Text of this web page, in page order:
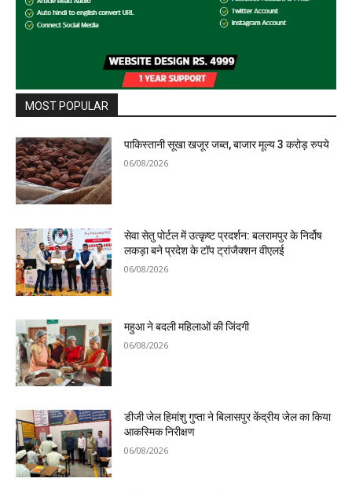
MOST POPULAR
पाकिस्तानी सूखा खजूर जब्त, बाजार मूल्य 3 करोड़ रुपये
06/08/2026
सेवा सेतु पोर्टल में उत्कृष्ट प्रदर्शन: बलरामपुर के निर्दोष
लकड़ा बने प्रदेश के टॉप ट्रांजैक्शन वीएलई
06/08/2026
महुआ ने बदली महिलाओं की जिंदगी
06/08/2026
डीजी जेल हिमांशु गुप्ता ने बिलासपुर केंद्रीय जेल का किया
आकस्मिक निरीक्षण
06/08/2026